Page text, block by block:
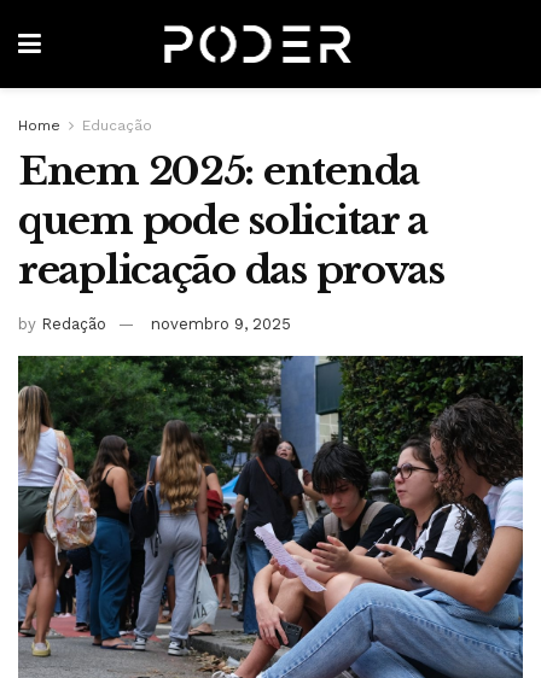
Home Educação
Enem 2025: entenda
quem pode solicitar a
reaplicação das provas
by Redação novembro 9, 2025